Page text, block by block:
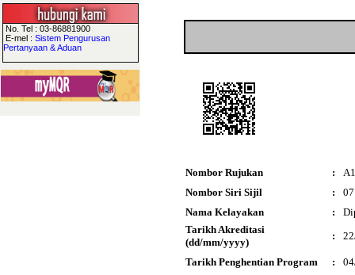
No. Tel : 03-86881900
E-mel : Sistem Pengurusan
Pertanyaan & Aduan
Nombor Rujukan :
Nombor Siri Sijil
:
Nama Kelayakan
:
Tarikh Akreditasi
(dd/mm/yyyy)
:
Tarikh Penghentian Program :